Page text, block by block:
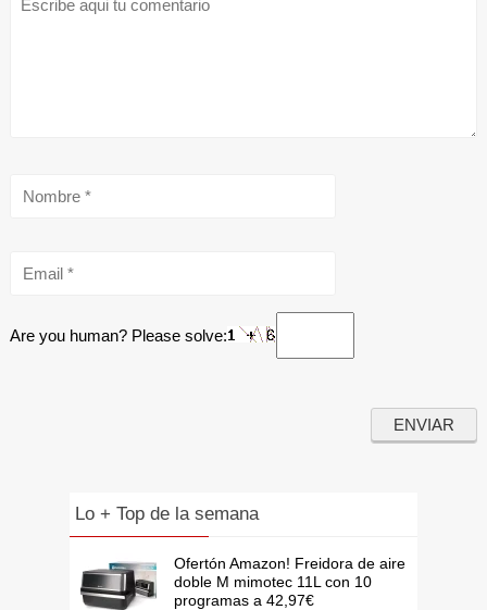
Are you human? Please solve:
Lo + Top de la semana
Ofertón Amazon! Freidora de aire
doble M mimotec 11L con 10
programas a 42,97€